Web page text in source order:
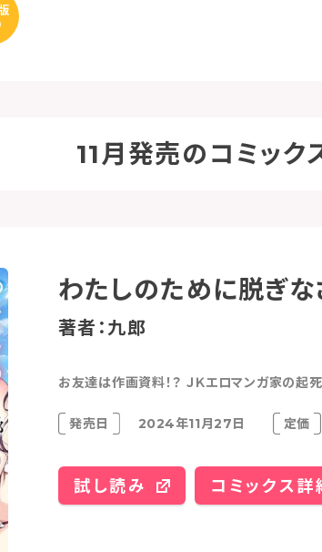
11月発売のコミック
わたしのために脱ぎ
著者：九郎
お友達は作画資料！？ ＪＫエロマンガ家の起死
発売日 2024年11月27日 定価
試し読み コミックス詳